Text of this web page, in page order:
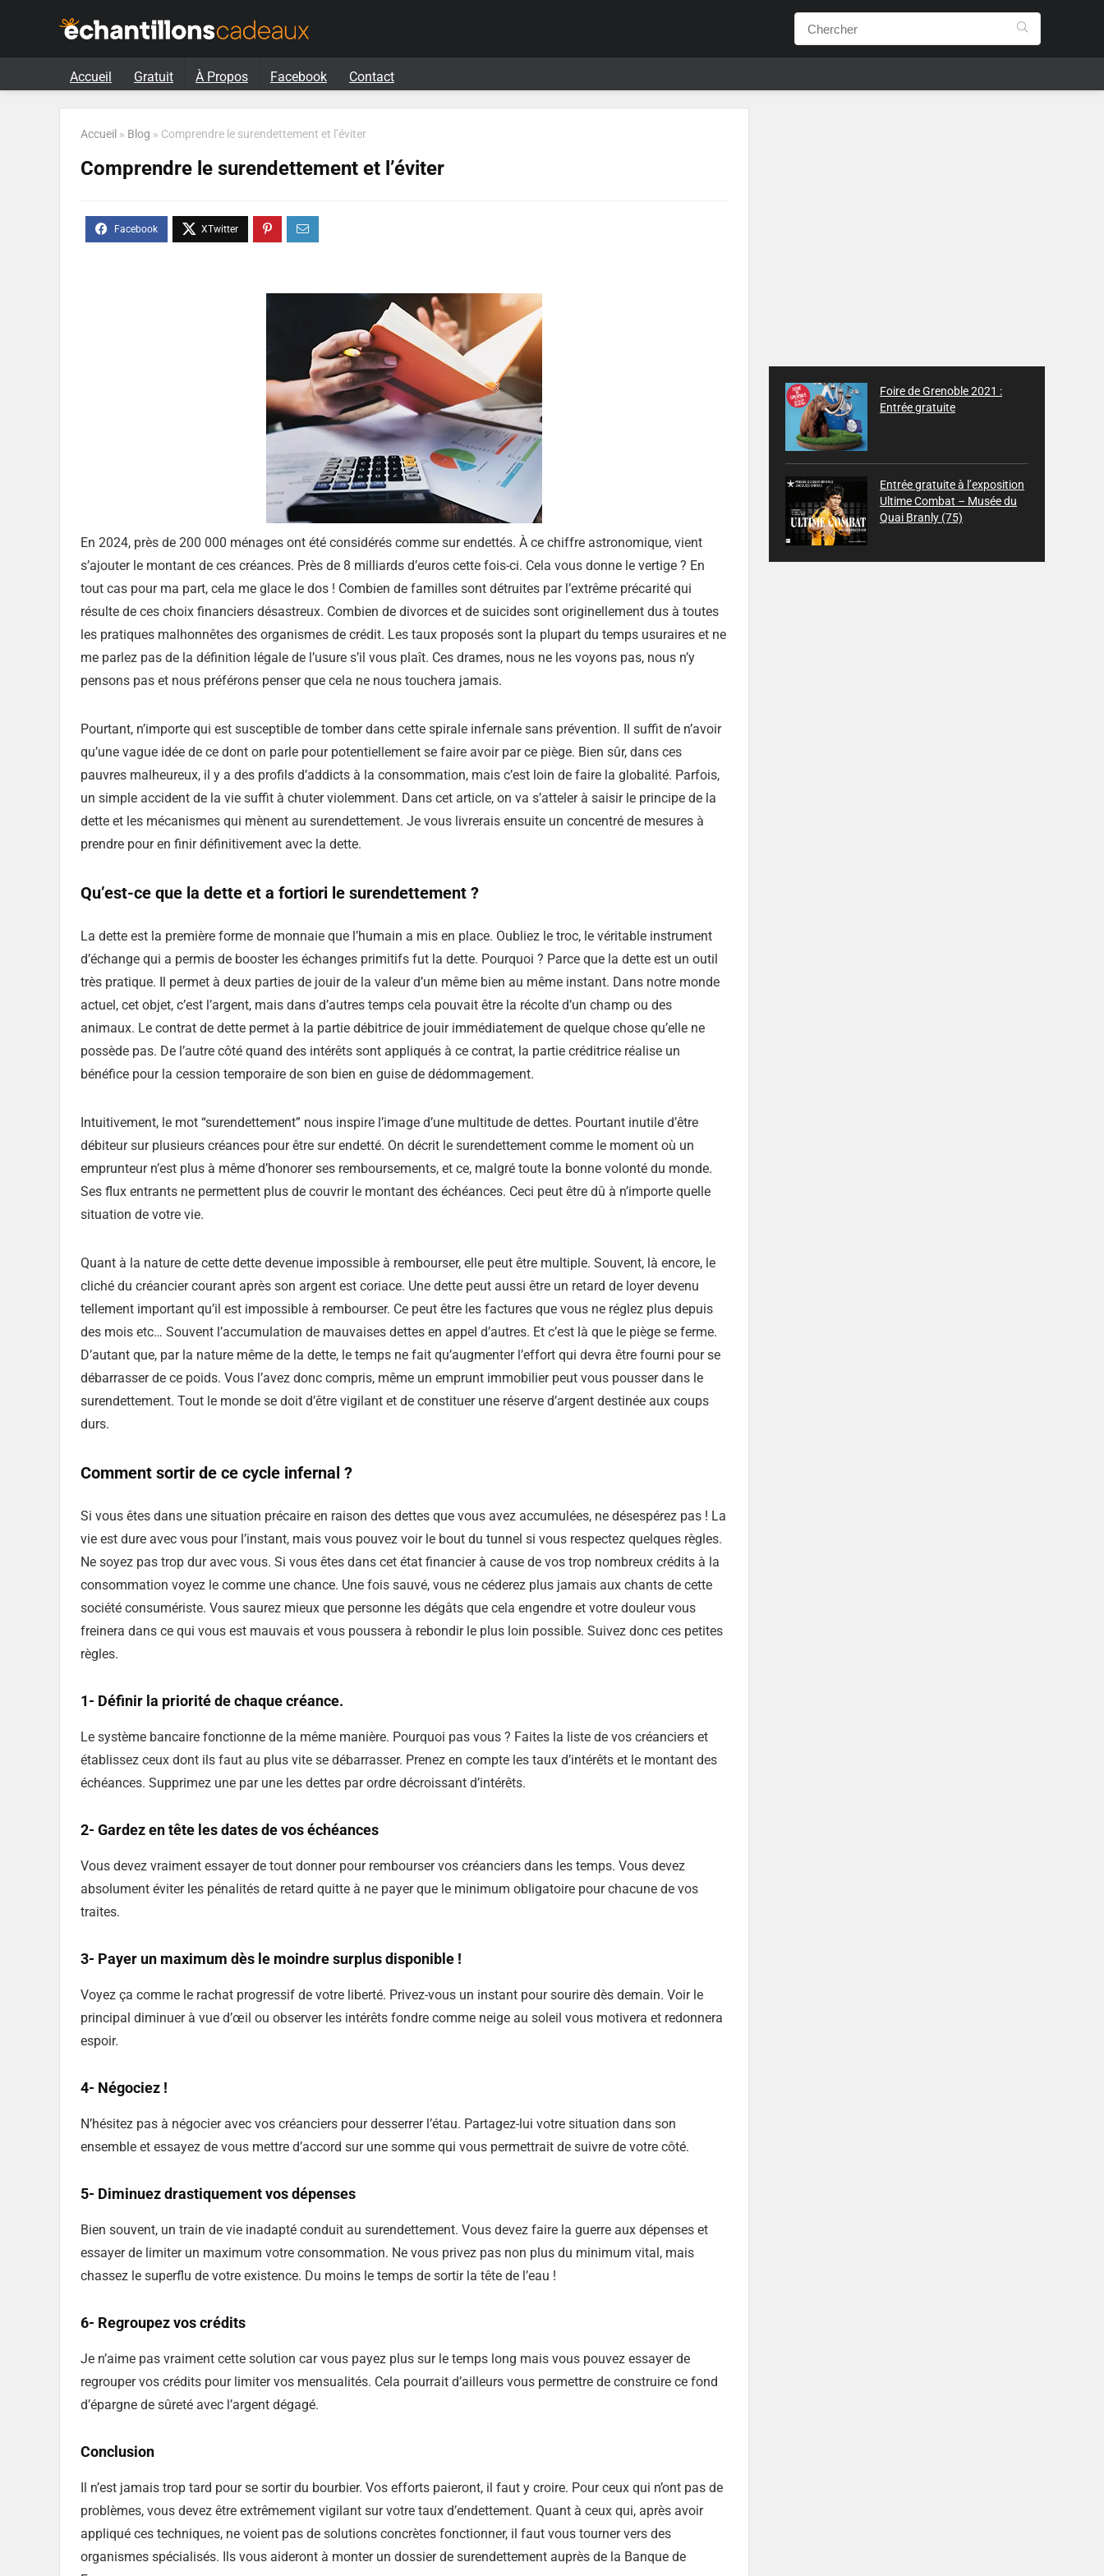
Accueil Gratuit À Propos Facebook Contact
Accueil » Blog » Comprendre le surendettement et l’éviter
Comprendre le surendettement et l’éviter
En 2024, près de 200 000 ménages ont été considérés comme sur endettés. À ce chiffre astronomique, vient
s’ajouter le montant de ces créances. Près de 8 milliards d’euros cette fois-ci. Cela vous donne le vertige ? En
tout cas pour ma part, cela me glace le dos ! Combien de familles sont détruites par l’extrême précarité qui
résulte de ces choix financiers désastreux. Combien de divorces et de suicides sont originellement dus à toutes
les pratiques malhonnêtes des organismes de crédit. Les taux proposés sont la plupart du temps usuraires et ne
me parlez pas de la définition légale de l’usure s’il vous plaît. Ces drames, nous ne les voyons pas, nous n’y
pensons pas et nous préférons penser que cela ne nous touchera jamais.
Pourtant, n’importe qui est susceptible de tomber dans cette spirale infernale sans prévention. Il suffit de n’avoir
qu’une vague idée de ce dont on parle pour potentiellement se faire avoir par ce piège. Bien sûr, dans ces
pauvres malheureux, il y a des profils d’addicts à la consommation, mais c’est loin de faire la globalité. Parfois,
un simple accident de la vie suffit à chuter violemment. Dans cet article, on va s’atteler à saisir le principe de la
dette et les mécanismes qui mènent au surendettement. Je vous livrerais ensuite un concentré de mesures à
prendre pour en finir définitivement avec la dette.
Qu’est-ce que la dette et a fortiori le surendettement ?
La dette est la première forme de monnaie que l’humain a mis en place. Oubliez le troc, le véritable instrument
d’échange qui a permis de booster les échanges primitifs fut la dette. Pourquoi ? Parce que la dette est un outil
très pratique. Il permet à deux parties de jouir de la valeur d’un même bien au même instant. Dans notre monde
actuel, cet objet, c’est l’argent, mais dans d’autres temps cela pouvait être la récolte d’un champ ou des
animaux. Le contrat de dette permet à la partie débitrice de jouir immédiatement de quelque chose qu’elle ne
possède pas. De l’autre côté quand des intérêts sont appliqués à ce contrat, la partie créditrice réalise un
bénéfice pour la cession temporaire de son bien en guise de dédommagement.
Intuitivement, le mot “surendettement” nous inspire l’image d’une multitude de dettes. Pourtant inutile d’être
débiteur sur plusieurs créances pour être sur endetté. On décrit le surendettement comme le moment où un
emprunteur n’est plus à même d’honorer ses remboursements, et ce, malgré toute la bonne volonté du monde.
Ses flux entrants ne permettent plus de couvrir le montant des échéances. Ceci peut être dû à n’importe quelle
situation de votre vie.
Quant à la nature de cette dette devenue impossible à rembourser, elle peut être multiple. Souvent, là encore, le
cliché du créancier courant après son argent est coriace. Une dette peut aussi être un retard de loyer devenu
tellement important qu’il est impossible à rembourser. Ce peut être les factures que vous ne réglez plus depuis
des mois etc… Souvent l’accumulation de mauvaises dettes en appel d’autres. Et c’est là que le piège se ferme.
D’autant que, par la nature même de la dette, le temps ne fait qu’augmenter l’effort qui devra être fourni pour se
débarrasser de ce poids. Vous l’avez donc compris, même un emprunt immobilier peut vous pousser dans le
surendettement. Tout le monde se doit d’être vigilant et de constituer une réserve d’argent destinée aux coups
durs.
Comment sortir de ce cycle infernal ?
Si vous êtes dans une situation précaire en raison des dettes que vous avez accumulées, ne désespérez pas ! La
vie est dure avec vous pour l’instant, mais vous pouvez voir le bout du tunnel si vous respectez quelques règles.
Ne soyez pas trop dur avec vous. Si vous êtes dans cet état financier à cause de vos trop nombreux crédits à la
consommation voyez le comme une chance. Une fois sauvé, vous ne céderez plus jamais aux chants de cette
société consumériste. Vous saurez mieux que personne les dégâts que cela engendre et votre douleur vous
freinera dans ce qui vous est mauvais et vous poussera à rebondir le plus loin possible. Suivez donc ces petites
règles.
1- Définir la priorité de chaque créance.
Le système bancaire fonctionne de la même manière. Pourquoi pas vous ? Faites la liste de vos créanciers et
établissez ceux dont ils faut au plus vite se débarrasser. Prenez en compte les taux d’intérêts et le montant des
échéances. Supprimez une par une les dettes par ordre décroissant d’intérêts.
2- Gardez en tête les dates de vos échéances
Vous devez vraiment essayer de tout donner pour rembourser vos créanciers dans les temps. Vous devez
absolument éviter les pénalités de retard quitte à ne payer que le minimum obligatoire pour chacune de vos
traites.
3- Payer un maximum dès le moindre surplus disponible !
Voyez ça comme le rachat progressif de votre liberté. Privez-vous un instant pour sourire dès demain. Voir le
principal diminuer à vue d’œil ou observer les intérêts fondre comme neige au soleil vous motivera et redonnera
espoir.
4- Négociez !
N’hésitez pas à négocier avec vos créanciers pour desserrer l’étau. Partagez-lui votre situation dans son
ensemble et essayez de vous mettre d’accord sur une somme qui vous permettrait de suivre de votre côté.
5- Diminuez drastiquement vos dépenses
Bien souvent, un train de vie inadapté conduit au surendettement. Vous devez faire la guerre aux dépenses et
essayer de limiter un maximum votre consommation. Ne vous privez pas non plus du minimum vital, mais
chassez le superflu de votre existence. Du moins le temps de sortir la tête de l’eau !
6- Regroupez vos crédits
Je n’aime pas vraiment cette solution car vous payez plus sur le temps long mais vous pouvez essayer de
regrouper vos crédits pour limiter vos mensualités. Cela pourrait d’ailleurs vous permettre de construire ce fond
d’épargne de sûreté avec l’argent dégagé.
Conclusion
Il n’est jamais trop tard pour se sortir du bourbier. Vos efforts paieront, il faut y croire. Pour ceux qui n’ont pas de
problèmes, vous devez être extrêmement vigilant sur votre taux d’endettement. Quant à ceux qui, après avoir
appliqué ces techniques, ne voient pas de solutions concrètes fonctionner, il faut vous tourner vers des
organismes spécialisés. Ils vous aideront à monter un dossier de surendettement auprès de la Banque de
Foire de Grenoble 2021 :
Entrée gratuite
Entrée gratuite à l’exposition
Ultime Combat – Musée du
Quai Branly (75)